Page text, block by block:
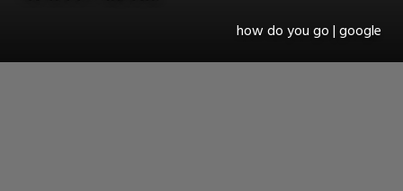
how do you go | google